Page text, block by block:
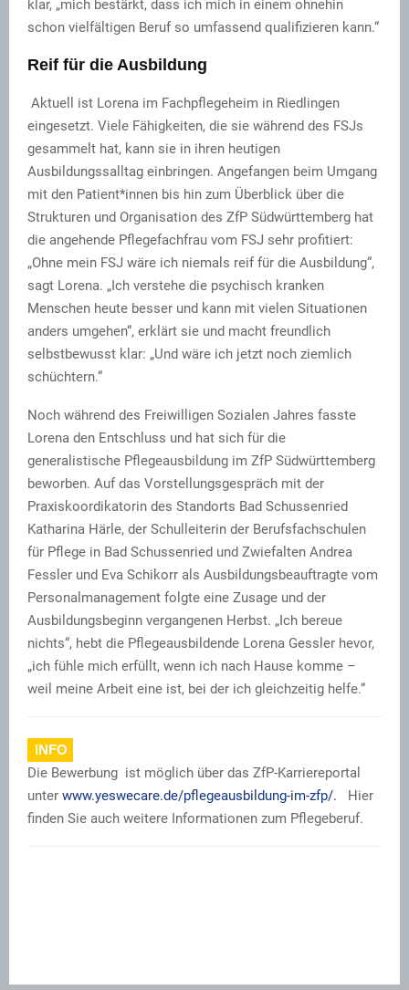
klar, „mich bestärkt, dass ich mich in einem ohnehin
schon vielfältigen Beruf so umfassend qualifizieren kann.“
Reif für die Ausbildung
Aktuell ist Lorena im Fachpflegeheim in Riedlingen
eingesetzt. Viele Fähigkeiten, die sie während des FSJs
gesammelt hat, kann sie in ihren heutigen
Ausbildungssalltag einbringen. Angefangen beim Umgang
mit den Patient*innen bis hin zum Überblick über die
Strukturen und Organisation des ZfP Südwürttemberg hat
die angehende Pflegefachfrau vom FSJ sehr profitiert:
„Ohne mein FSJ wäre ich niemals reif für die Ausbildung“,
sagt Lorena. „Ich verstehe die psychisch kranken
Menschen heute besser und kann mit vielen Situationen
anders umgehen“, erklärt sie und macht freundlich
selbstbewusst klar: „Und wäre ich jetzt noch ziemlich
schüchtern.“
Noch während des Freiwilligen Sozialen Jahres fasste
Lorena den Entschluss und hat sich für die
generalistische Pflegeausbildung im ZfP Südwürttemberg
beworben. Auf das Vorstellungsgespräch mit der
Praxiskoordikatorin des Standorts Bad Schussenried
Katharina Härle, der Schulleiterin der Berufsfachschulen
für Pflege in Bad Schussenried und Zwiefalten Andrea
Fessler und Eva Schikorr als Ausbildungsbeauftragte vom
Personalmanagement folgte eine Zusage und der
Ausbildungsbeginn vergangenen Herbst. „Ich bereue
nichts“, hebt die Pflegeausbildende Lorena Gessler hevor,
„ich fühle mich erfüllt, wenn ich nach Hause komme –
weil meine Arbeit eine ist, bei der ich gleichzeitig helfe.“
INFO
Die Bewerbung ist möglich über das ZfP-Karriereportal
unter www.yeswecare.de/pflegeausbildung-im-zfp/. Hier
finden Sie auch weitere Informationen zum Pflegeberuf.